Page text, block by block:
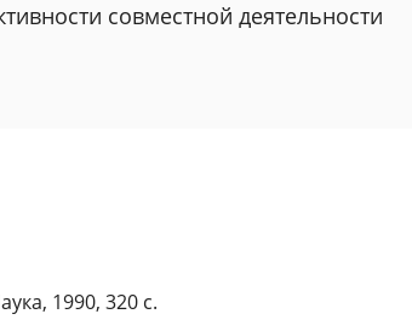
совместной деятельности
1990, 320 с.